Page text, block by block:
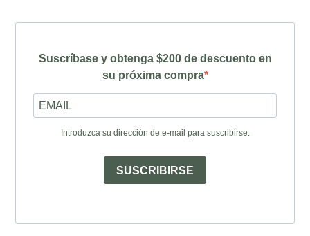
Suscríbase y obtenga $200 de descuento en
su próxima compra
Introduzca su dirección de e-mail para suscribirse.
SUSCRIBIRSE